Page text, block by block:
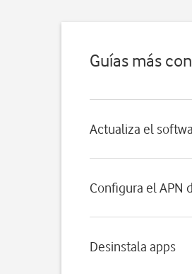
Guías más
Actualiza el
Configura el APN
Desinstala apps